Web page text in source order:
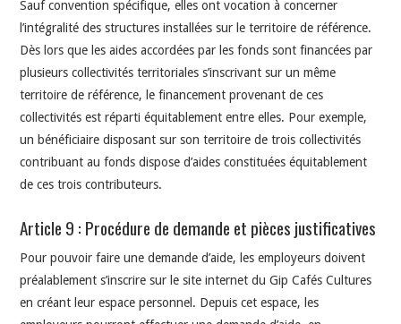
Sauf convention spécifique, elles ont vocation à concerner
l’intégralité des structures installées sur le territoire de référence.
Dès lors que les aides accordées par les fonds sont financées par
plusieurs collectivités territoriales s’inscrivant sur un même
territoire de référence, le financement provenant de ces
collectivités est réparti équitablement entre elles. Pour exemple,
un bénéficiaire disposant sur son territoire de trois collectivités
contribuant au fonds dispose d’aides constituées équitablement
de ces trois contributeurs.
Article 9 : Procédure de demande et pièces justificatives
Pour pouvoir faire une demande d’aide, les employeurs doivent
préalablement s’inscrire sur le site internet du Gip Cafés Cultures
en créant leur espace personnel. Depuis cet espace, les